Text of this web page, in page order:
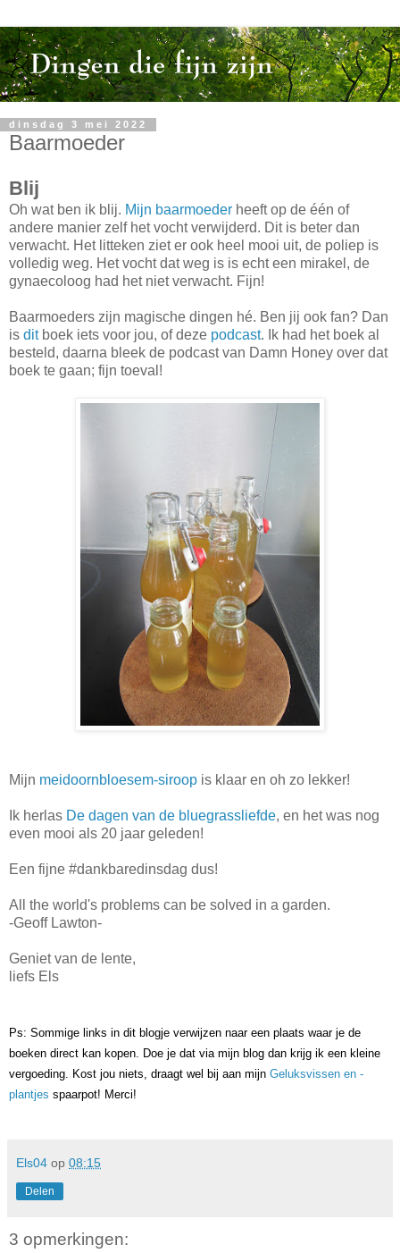
dinsdag 3 mei 2022
Baarmoeder
Blij
Oh wat ben ik blij. Mijn baarmoeder heeft op de één of
andere manier zelf het vocht verwijderd. Dit is beter dan
verwacht. Het litteken ziet er ook heel mooi uit, de poliep is
volledig weg. Het vocht dat weg is is echt een mirakel, de
gynaecoloog had het niet verwacht. Fijn!
Baarmoeders zijn magische dingen hé. Ben jij ook fan? Dan
is dit boek iets voor jou, of deze podcast. Ik had het boek al
besteld, daarna bleek de podcast van Damn Honey over dat
boek te gaan; fijn toeval!
Mijn meidoornbloesem-siroop is klaar en oh zo lekker!
Ik herlas De dagen van de bluegrassliefde, en het was nog
even mooi als 20 jaar geleden!
Een fijne #dankbaredinsdag dus!
All the world's problems can be solved in a garden.
-Geoff Lawton-
Geniet van de lente,
liefs Els
Ps: Sommige links in dit blogje verwijzen naar een plaats waar je de
boeken direct kan kopen. Doe je dat via mijn blog dan krijg ik een kleine
vergoeding. Kost jou niets, draagt wel bij aan mijn Geluksvissen en -
plantjes spaarpot! Merci!
Els04 op 08:15
Delen
3 opmerkingen: